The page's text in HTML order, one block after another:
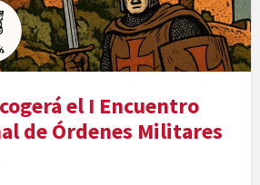
el I Encuentro
de Órdenes Militares